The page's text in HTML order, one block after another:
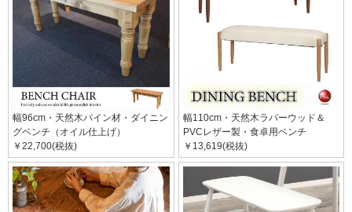
幅96cm・天然木パイン材・ダイニン
グベンチ（オイル仕上げ）
￥22,700(税抜)
幅110cm・天然木ラバーウッド＆
PVCレザー製・食卓用ベンチ
￥13,619(税抜)